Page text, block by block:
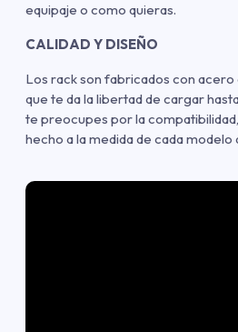
equipaje o como quieras.
CALIDAD Y DISEÑO
Los rack son fabricados con
que te da la libertad de cargar
te preocupes por la
hecho a la medida de cada modelo